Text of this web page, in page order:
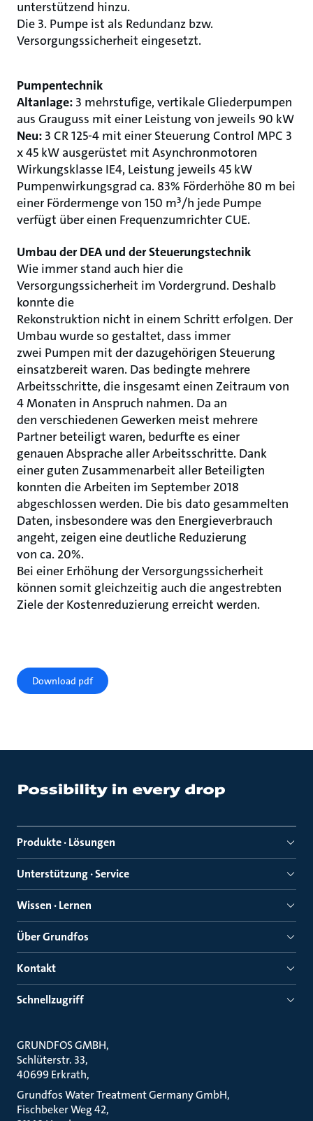
unterstützend hinzu.
Die 3. Pumpe ist als Redundanz bzw.
Versorgungssicherheit eingesetzt.
Pumpentechnik
Altanlage: 3 mehrstufige, vertikale Gliederpumpen
aus Grauguss mit einer Leistung von jeweils 90 kW
Neu: 3 CR 125-4 mit einer Steuerung Control MPC 3
x 45 kW ausgerüstet mit Asynchronmotoren
Wirkungsklasse IE4, Leistung jeweils 45 kW
Pumpenwirkungsgrad ca. 83% Förderhöhe 80 m bei
einer Fördermenge von 150 m³/h jede Pumpe
verfügt über einen Frequenzumrichter CUE.
Umbau der DEA und der Steuerungstechnik
Wie immer stand auch hier die
Versorgungssicherheit im Vordergrund. Deshalb
konnte die
Rekonstruktion nicht in einem Schritt erfolgen. Der
Umbau wurde so gestaltet, dass immer
zwei Pumpen mit der dazugehörigen Steuerung
einsatzbereit waren. Das bedingte mehrere
Arbeitsschritte, die insgesamt einen Zeitraum von
4 Monaten in Anspruch nahmen. Da an
den verschiedenen Gewerken meist mehrere
Partner beteiligt waren, bedurfte es einer
genauen Absprache aller Arbeitsschritte. Dank
einer guten Zusammenarbeit aller Beteiligten
konnten die Arbeiten im September 2018
abgeschlossen werden. Die bis dato gesammelten
Daten, insbesondere was den Energieverbrauch
angeht, zeigen eine deutliche Reduzierung
von ca. 20%.
Bei einer Erhöhung der Versorgungssicherheit
können somit gleichzeitig auch die angestrebten
Ziele der Kostenreduzierung erreicht werden.
Download pdf
Produkte · Lösungen
Unterstützung · Service
Wissen · Lernen
Über Grundfos
Kontakt
Schnellzugriff
GRUNDFOS GMBH
Schlüterstr. 33
40699 Erkrath
Grundfos Water Treatment Germany GmbH
Fischbeker Weg 42